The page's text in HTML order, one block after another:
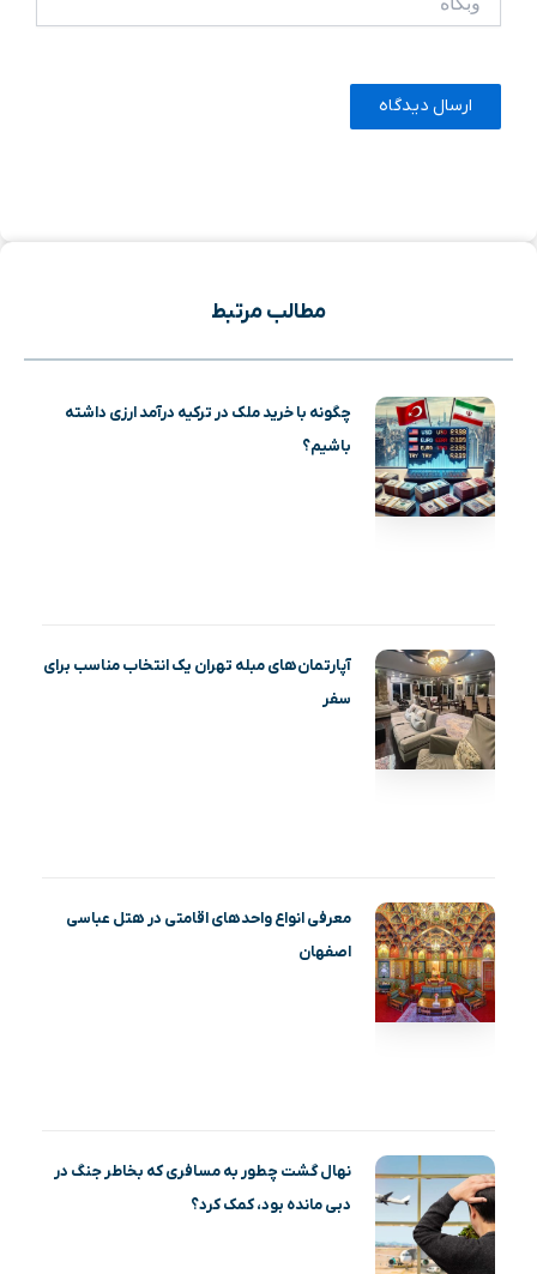
مطالب مرتبط
چگونه با خرید ملک در ترکیه درآمد ارزی داشته
باشیم؟
آپارتمان‌های مبله تهران یک انتخاب مناسب برای
سفر
معرفی انواع واحدهای اقامتی در هتل عباسی
اصفهان
نهال گشت چطور به مسافری که بخاطر جنگ در
دبی مانده بود، کمک کرد؟